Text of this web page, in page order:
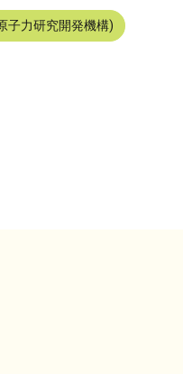
子力研究開発機構)